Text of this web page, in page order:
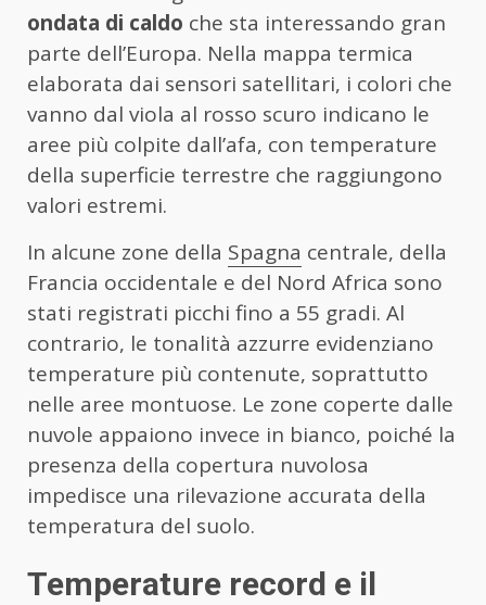
ondata di caldo che sta interessando gran
parte dell’Europa. Nella mappa termica
elaborata dai sensori satellitari, i colori che
vanno dal viola al rosso scuro indicano le
aree più colpite dall’afa, con temperature
della superficie terrestre che raggiungono
valori estremi.
In alcune zone della Spagna centrale, della
Francia occidentale e del Nord Africa sono
stati registrati picchi fino a 55 gradi. Al
contrario, le tonalità azzurre evidenziano
temperature più contenute, soprattutto
nelle aree montuose. Le zone coperte dalle
nuvole appaiono invece in bianco, poiché la
presenza della copertura nuvolosa
impedisce una rilevazione accurata della
temperatura del suolo.
Temperature record e il